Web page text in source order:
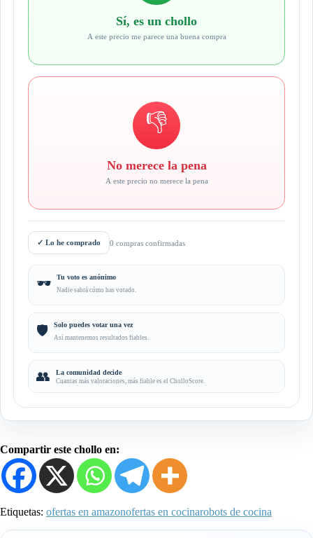
Sí, es un chollo
A este precio me parece una buena compra
👎
No merece la pena
A este precio no merece la pena
✓ Lo he comprado 0 compras confirmadas
🕶️ Tu voto es anónimo
Nadie sabrá cómo has votado.
🛡️ Solo puedes votar una vez
Así mantenemos resultados fiables.
👥 La comunidad decide
Cuantas más valoraciones, más fiable es el CholloScore.
Compartir este chollo en:
Etiquetas: ofertas en amazonofertas en cocinarobots de cocina